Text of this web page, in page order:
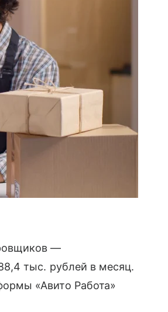
—
тыс. рублей в месяц.
«Авито Работа»